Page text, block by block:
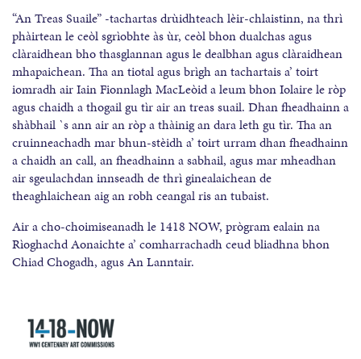
“An Treas Suaile” -tachartas drùidhteach lèir-chlaistinn, na thrì
phàirtean le ceòl sgrìobhte às ùr, ceòl bhon dualchas agus
clàraidhean bho thasglannan agus le dealbhan agus clàraidhean
mhapaichean. Tha an tiotal agus brìgh an tachartais a’ toirt
iomradh air Iain Fionnlagh MacLeòid a leum bhon Iolaire le ròp
agus chaidh a thogail gu tìr air an treas suail. Dhan fheadhainn a
shàbhail `s ann air an ròp a thàinig an dara leth gu tìr. Tha an
cruinneachadh mar bhun-stèidh a’ toirt urram dhan fheadhainn
a chaidh an call, an fheadhainn a sabhail, agus mar mheadhan
air sgeulachdan innseadh de thrì ginealaichean de
theaghlaichean aig an robh ceangal ris an tubaist.
Air a cho-choimiseanadh le 1418 NOW, prògram ealain na
Rìoghachd Aonaichte a’ comharrachadh ceud bliadhna bhon
Chiad Chogadh, agus An Lanntair.